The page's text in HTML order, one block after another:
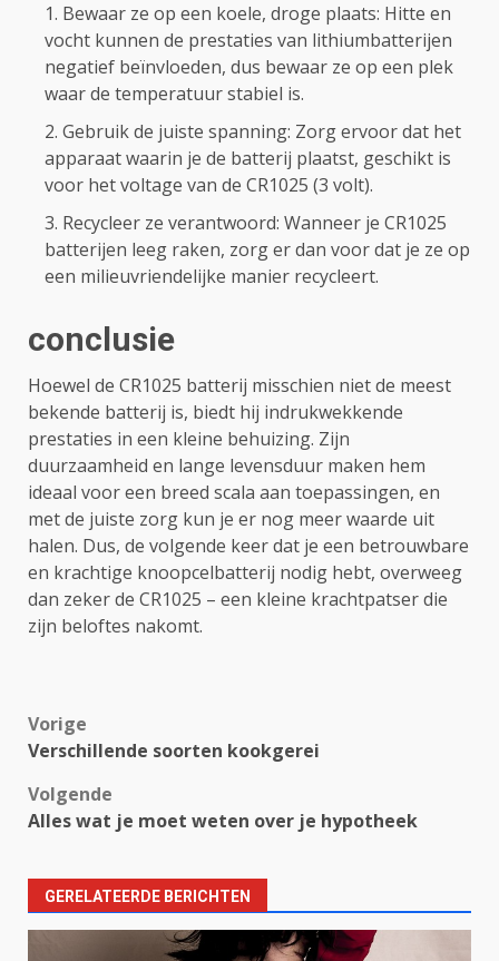
Bewaar ze op een koele, droge plaats: Hitte en
vocht kunnen de prestaties van lithiumbatterijen
negatief beïnvloeden, dus bewaar ze op een plek
waar de temperatuur stabiel is.
Gebruik de juiste spanning: Zorg ervoor dat het
apparaat waarin je de batterij plaatst, geschikt is
voor het voltage van de CR1025 (3 volt).
Recycleer ze verantwoord: Wanneer je CR1025
batterijen leeg raken, zorg er dan voor dat je ze op
een milieuvriendelijke manier recycleert.
conclusie
Hoewel de CR1025 batterij misschien niet de meest
bekende batterij is, biedt hij indrukwekkende
prestaties in een kleine behuizing. Zijn
duurzaamheid en lange levensduur maken hem
ideaal voor een breed scala aan toepassingen, en
met de juiste zorg kun je er nog meer waarde uit
halen. Dus, de volgende keer dat je een betrouwbare
en krachtige knoopcelbatterij nodig hebt, overweeg
dan zeker de CR1025 – een kleine krachtpatser die
zijn beloftes nakomt.
Bericht
Vorige
Verschillende soorten kookgerei
Volgende
Alles wat je moet weten over je hypotheek
GERELATEERDE BERICHTEN